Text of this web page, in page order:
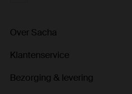
Over Sacha
Klantenservice
Bezorging & levering